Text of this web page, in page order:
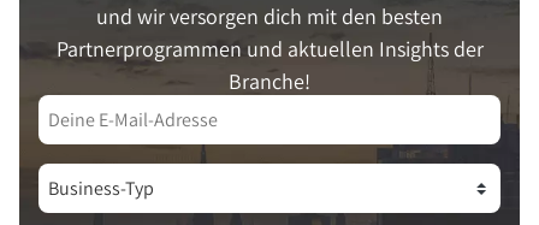
und wir versorgen dich mit den besten
Partnerprogrammen und aktuellen Insights der
Branche!